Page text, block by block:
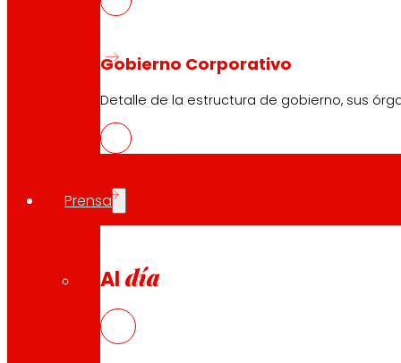
Gobierno Corporativo
Detalle de la estructura de gobierno, sus
Prensa
Al día